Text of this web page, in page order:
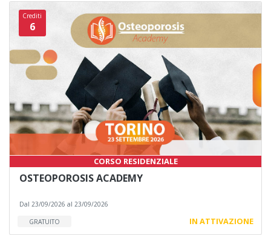
Crediti
6
CORSO RESIDENZIALE
OSTEOPOROSIS ACADEMY
Dal 23/09/2026 al 23/09/2026
GRATUITO IN ATTIVAZIONE